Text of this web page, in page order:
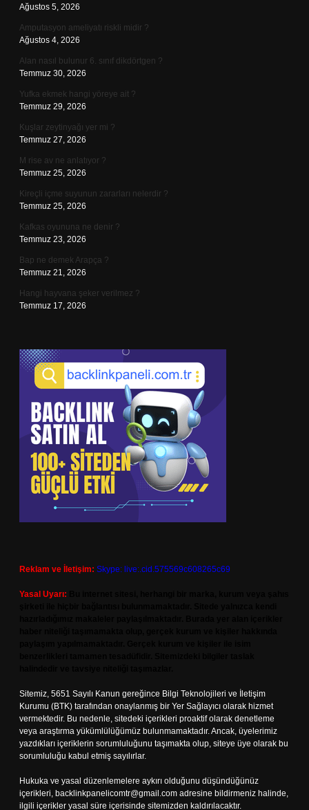
Ağustos 5, 2026
Amputasyon ameliyatı riskli midir ?
Ağustos 4, 2026
Alan nasıl bulunur 6. sınıf dikdörtgen ?
Temmuz 30, 2026
Yufka ekmek hangi yöreye ait ?
Temmuz 29, 2026
Kuşlar zeytinyağı yer mi ?
Temmuz 27, 2026
M rise av ne anlatıyor ?
Temmuz 25, 2026
Kireçli içme suyunun zararları nelerdir ?
Temmuz 25, 2026
Kafkas oyununa ne denir ?
Temmuz 23, 2026
Bap ne demek Arapça ?
Temmuz 21, 2026
Hangi hayvana şeker verilmez ?
Temmuz 17, 2026
Reklam ve İletişim: Skype: live:.cid.575569c608265c69
Yasal Uyarı:
Sitemiz, 5651 Sayılı Kanun gereğince Bilgi Teknolojileri ve İletişim
Kurumu (BTK) tarafından onaylanmış bir Yer Sağlayıcı olarak hizmet
vermektedir. Bu nedenle, sitedeki içerikleri proaktif olarak denetleme
veya araştırma yükümlülüğümüz bulunmamaktadır. Ancak, üyelerimiz
yazdıkları içeriklerin sorumluluğunu taşımakta olup, siteye üye olarak bu
sorumluluğu kabul etmiş sayılırlar.
Hukuka ve yasal düzenlemelere aykırı olduğunu düşündüğünüz
içerikleri, backlinkpanelicomtr@gmail.com adresine bildirmeniz halinde,
ilgili içerikler yasal süre içerisinde sitemizden kaldırılacaktır.